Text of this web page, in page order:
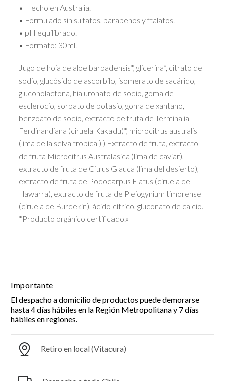
• Hecho en Australia.
• Formulado sin sulfatos, parabenos y ftalatos.
• pH equilibrado.
• Formato: 30ml.
Jugo de hoja de aloe barbadensis*, glicerina*, citrato de
sodio, glucósido de ascorbilo, isomerato de sacárido,
gluconolactona, hialuronato de sodio, goma de
esclerocio, sorbato de potasio, goma de xantano,
benzoato de sodio, extracto de fruta de Terminalia
Ferdinandiana (ciruela Kakadu)*, microcitrus australis
(lima de la selva tropical) ) Extracto de fruta, extracto
de fruta Microcitrus Australasica (lima de caviar),
extracto de fruta de Citrus Glauca (lima del desierto),
extracto de fruta de Podocarpus Elatus (ciruela de
Illawarra), extracto de fruta de Pleiogynium timorense
(ciruela de Burdekin), ácido cítrico, gluconato de calcio.
*Producto orgánico certificado.»
Importante
El despacho a domicilio de productos puede demorarse
hasta 4 días hábiles en la Región Metropolitana y 7 días
hábiles en regiones.
Retiro en local (Vitacura)